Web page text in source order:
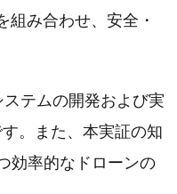
組み合わせ、安全・
テムの開発および実
。また、本実証の知
効率的なドローンの